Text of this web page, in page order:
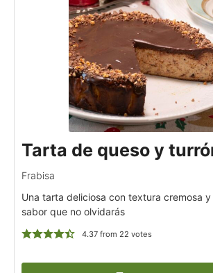
Tarta de queso y
Frabisa
Una tarta deliciosa con textura cremosa
sabor que no olvidarás
4.37from 22 votes